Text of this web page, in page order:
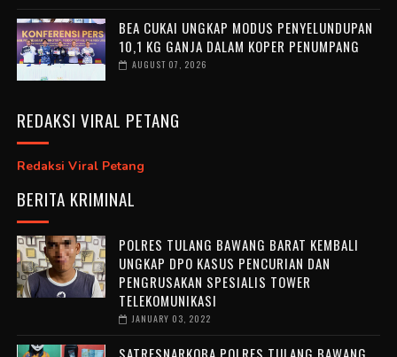
BEA CUKAI UNGKAP MODUS PENYELUNDUPAN
10,1 KG GANJA DALAM KOPER PENUMPANG
AUGUST 07, 2026
REDAKSI VIRAL PETANG
Redaksi Viral Petang
BERITA KRIMINAL
POLRES TULANG BAWANG BARAT KEMBALI
UNGKAP DPO KASUS PENCURIAN DAN
PENGRUSAKAN SPESIALIS TOWER
TELEKOMUNIKASI
JANUARY 03, 2022